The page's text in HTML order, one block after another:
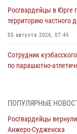
Росгвардейцы в Юрге
территорию частного
05 августа 2026, 07:45
Сотрудник
по парашютно-
Кузбассовцы высоко
04 августа 2026, 09:42
ПОПУЛЯРНЫЕ
Росгвардейцы
Анжеро-Судженска